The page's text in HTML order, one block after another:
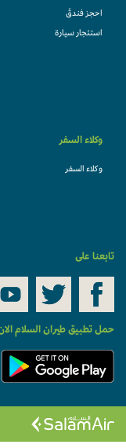
احجز فندقً
استئجار سيارة
وكلاء السفر
وكلاء السفر
تابعنا على
حمل تطبيق طيران السلام الان